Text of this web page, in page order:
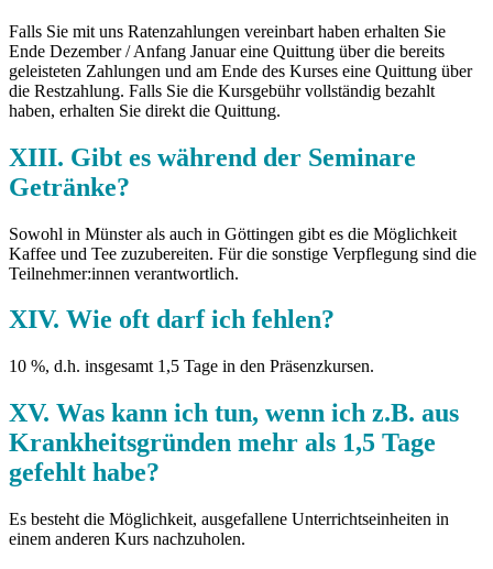
Falls Sie mit uns Ratenzahlungen vereinbart haben erhalten Sie
Ende Dezember / Anfang Januar eine Quittung über die bereits
geleisteten Zahlungen und am Ende des Kurses eine Quittung über
die Restzahlung. Falls Sie die Kursgebühr vollständig bezahlt
haben, erhalten Sie direkt die Quittung.
XIII. Gibt es während der Seminare
Getränke?
Sowohl in Münster als auch in Göttingen gibt es die Möglichkeit
Kaffee und Tee zuzubereiten. Für die sonstige Verpflegung sind die
Teilnehmer:innen verantwortlich.
XIV. Wie oft darf ich fehlen?
10 %, d.h. insgesamt 1,5 Tage in den Präsenzkursen.
XV. Was kann ich tun, wenn ich z.B. aus
Krankheitsgründen mehr als 1,5 Tage
gefehlt habe?
Es besteht die Möglichkeit, ausgefallene Unterrichtseinheiten in
einem anderen Kurs nachzuholen.